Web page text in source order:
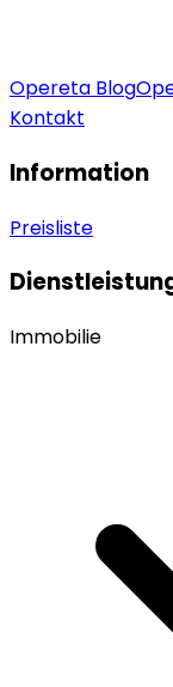
Opereta Blog
Kontakt
Information
Preisliste
Immobilie